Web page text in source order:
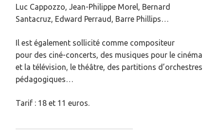
Luc Cappozzo, Jean-Philippe Morel, Bernard
Santacruz, Edward Perraud, Barre Phillips…
Il est également sollicité comme compositeur
pour des ciné-concerts, des musiques pour le cinéma
et la télévision, le théâtre, des partitions d’orchestres
pédagogiques…
Tarif : 18 et 11 euros.